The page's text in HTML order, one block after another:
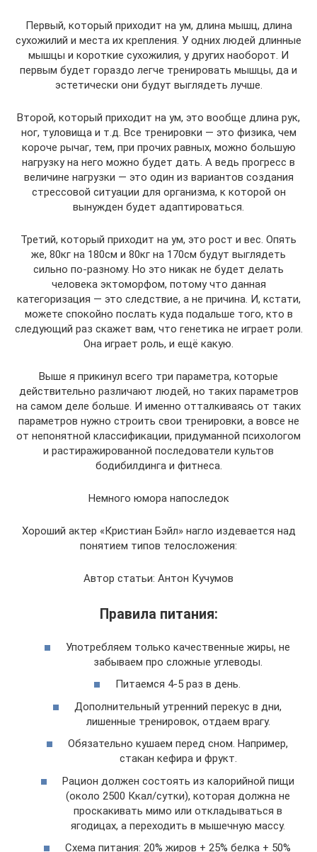
Первый, который приходит на ум, длина мышц, длина
сухожилий и места их крепления. У одних людей длинные
мышцы и короткие сухожилия, у других наоборот. И
первым будет гораздо легче тренировать мышцы, да и
эстетически они будут выглядеть лучше.
Второй, который приходит на ум, это вообще длина рук,
ног, туловища и т.д. Все тренировки — это физика, чем
короче рычаг, тем, при прочих равных, можно большую
нагрузку на него можно будет дать. А ведь прогресс в
величине нагрузки — это один из вариантов создания
стрессовой ситуации для организма, к которой он
вынужден будет адаптироваться.
Третий, который приходит на ум, это рост и вес. Опять
же, 80кг на 180см и 80кг на 170см будут выглядеть
сильно по-разному. Но это никак не будет делать
человека эктоморфом, потому что данная
категоризация — это следствие, а не причина. И, кстати,
можете спокойно послать куда подальше того, кто в
следующий раз скажет вам, что генетика не играет роли.
Она играет роль, и ещё какую.
Выше я прикинул всего три параметра, которые
действительно различают людей, но таких параметров
на самом деле больше. И именно отталкиваясь от таких
параметров нужно строить свои тренировки, а вовсе не
от непонятной классификации, придуманной психологом
и растиражированной последователи культов
бодибилдинга и фитнеса.
Немного юмора напоследок
Хороший актер «Кристиан Бэйл» нагло издевается над
понятием типов телосложения:
Автор статьи: Антон Кучумов
Правила питания:
Употребляем только качественные жиры, не
забываем про сложные углеводы.
Питаемся 4-5 раз в день.
Дополнительный утренний перекус в дни,
лишенные тренировок, отдаем врагу.
Обязательно кушаем перед сном. Например,
стакан кефира и фрукт.
Рацион должен состоять из калорийной пищи
(около 2500 Ккал/сутки), которая должна не
проскакивать мимо или откладываться в
ягодицах, а переходить в мышечную массу.
Схема питания: 20% жиров + 25% белка + 50%